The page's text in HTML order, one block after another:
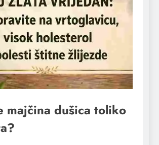
majčina dušica toliko